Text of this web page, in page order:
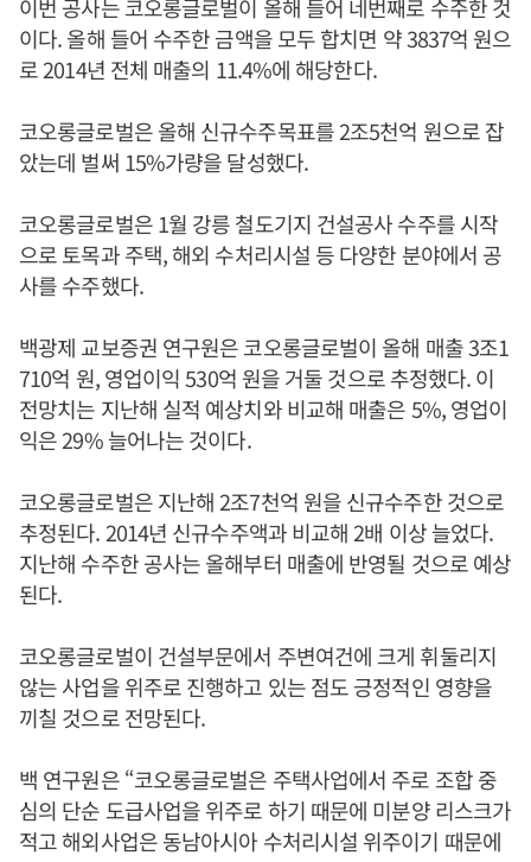
이번 공사는 코오롱글로벌이 올해 들어 네번째로 수주한 것
이다. 올해 들어 수주한 금액을 모두 합치면 약 3837억 원으
로 2014년 전체 매출의 11.4%에 해당한다.
코오롱글로벌은 올해 신규수주목표를 2조5천억 원으로 잡
았는데 벌써 15%가량을 달성했다.
코오롱글로벌은 1월 강릉 철도기지 건설공사 수주를 시작
으로 토목과 주택, 해외 수처리시설 등 다양한 분야에서 공
사를 수주했다.
백광제 교보증권 연구원은 코오롱글로벌이 올해 매출 3조1
710억 원, 영업이익 530억 원을 거둘 것으로 추정했다. 이
전망치는 지난해 실적 예상치와 비교해 매출은 5%, 영업이
익은 29% 늘어나는 것이다.
코오롱글로벌은 지난해 2조7천억 원을 신규수주한 것으로
추정된다. 2014년 신규수주액과 비교해 2배 이상 늘었다.
지난해 수주한 공사는 올해부터 매출에 반영될 것으로 예상
된다.
코오롱글로벌이 건설부문에서 주변여건에 크게 휘둘리지
않는 사업을 위주로 진행하고 있는 점도 긍정적인 영향을
끼칠 것으로 전망된다.
백 연구원은 “코오롱글로벌은 주택사업에서 주로 조합 중
심의 단순 도급사업을 위주로 하기 때문에 미분양 리스크가
적고 해외사업은 동남아시아 수처리시설 위주이기 때문에